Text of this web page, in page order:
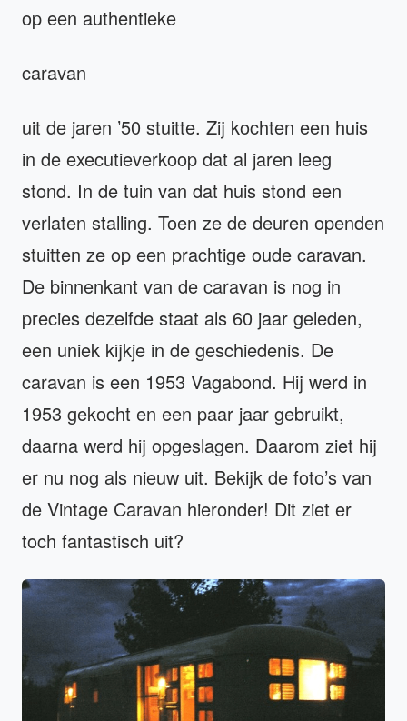
op een authentieke
caravan
uit de jaren ’50 stuitte. Zij kochten een huis
in de executieverkoop dat al jaren leeg
stond. In de tuin van dat huis stond een
verlaten stalling. Toen ze de deuren openden
stuitten ze op een prachtige oude caravan.
De binnenkant van de caravan is nog in
precies dezelfde staat als 60 jaar geleden,
een uniek kijkje in de geschiedenis. De
caravan is een 1953 Vagabond. Hij werd in
1953 gekocht en een paar jaar gebruikt,
daarna werd hij opgeslagen. Daarom ziet hij
er nu nog als nieuw uit. Bekijk de foto’s van
de Vintage Caravan hieronder! Dit ziet er
toch fantastisch uit?